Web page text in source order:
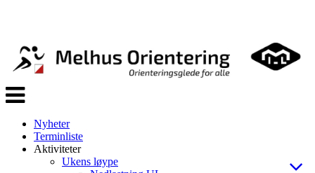
Veksle
navigasjon
Nyheter
Terminliste
Aktiviteter
Ukens løype